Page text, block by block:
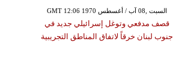
GMT 12:06 1970 السبت ,08 آب / أغسطس
قصف مدفعي وتوغل إسرائيلي جديد في
جنوب لبنان خرقاً لاتفاق المناطق التجريبية